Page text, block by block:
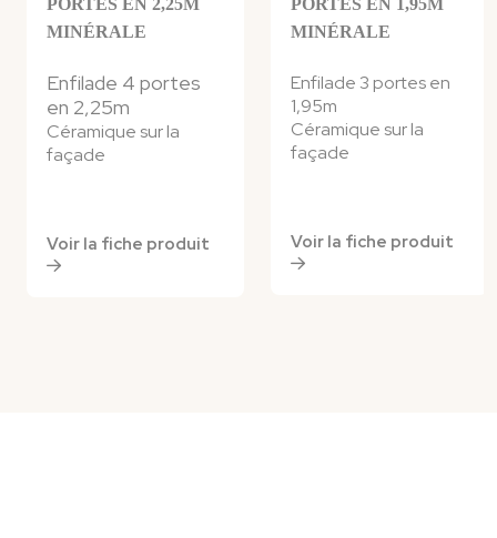
PORTES EN 2,25M
MINÉRALE
Enfilade 4 portes
en 2,25m
Céramique sur la
façade
Voir la fiche produit
PORTES EN 1,95M
MINÉRALE
Enfilade 3 portes en
1,95m
Céramique sur la
façade
Voir la fiche produit